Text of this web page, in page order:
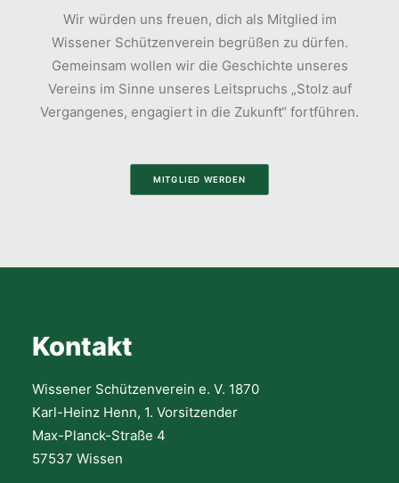
Wir würden uns freuen, dich als Mitglied im
Wissener Schützenverein begrüßen zu dürfen.
Gemeinsam wollen wir die Geschichte unseres
Vereins im Sinne unseres Leitspruchs „Stolz auf
Vergangenes, engagiert in die Zukunft“ fortführen.
MITGLIED WERDEN
Kontakt
Wissener Schützenverein e. V. 1870
Karl-Heinz Henn, 1. Vorsitzender
Max-Planck-Straße 4
57537 Wissen